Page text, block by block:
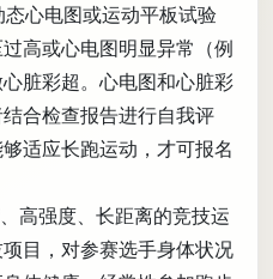
心电图或运动平板试验
高或心电图明显异常（例
脏彩超。心电图和心脏彩
合检查报告进行自我评
适应长跑运动，才可报名
高强度、长距离的竞技运
目，对参赛选手身体状况